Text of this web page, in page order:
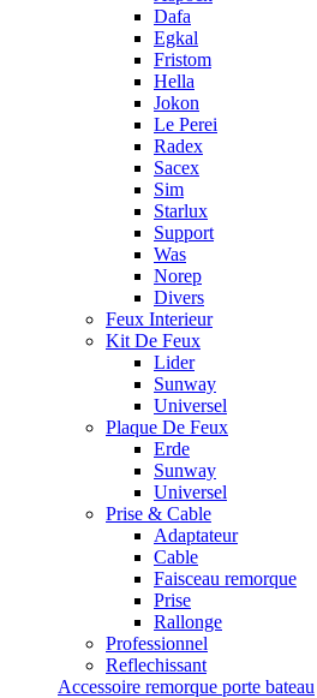
Dafa
Egkal
Fristom
Hella
Jokon
Le Perei
Radex
Sacex
Sim
Starlux
Support
Was
Norep
Divers
Feux Interieur
Kit De Feux
Lider
Sunway
Universel
Plaque De Feux
Erde
Sunway
Universel
Prise & Cable
Adaptateur
Cable
Faisceau remorque
Prise
Rallonge
Professionnel
Reflechissant
Accessoire remorque porte bateau